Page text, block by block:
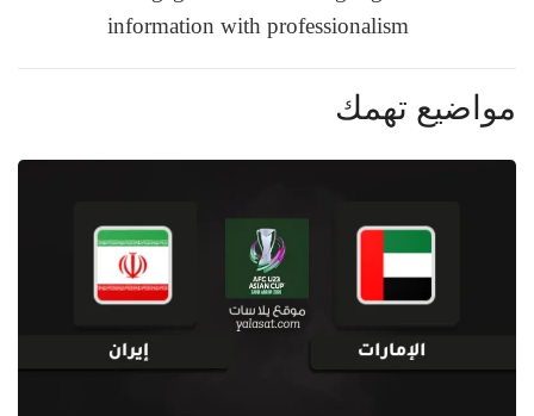
information with professionalism
مواضيع تهمك